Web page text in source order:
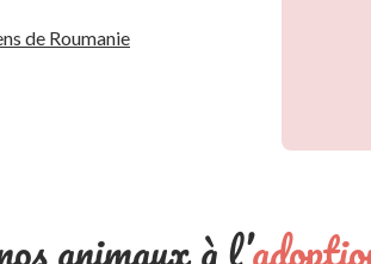
de Roumanie